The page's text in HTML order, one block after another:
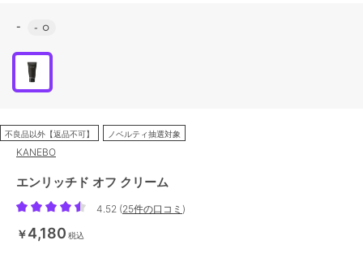
- - ○
不良品以外【返品不可】 ノベルティ抽選対象
KANEBO
エンリッチド オフ クリーム
4.52 (25件の口コミ )
￥4,180 税込